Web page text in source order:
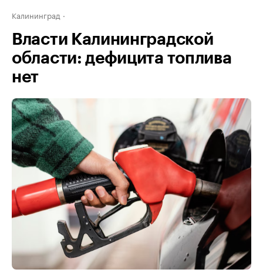
Калининград
Власти Калининградской
области: дефицита топлива
нет